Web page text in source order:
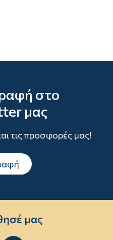
στο
μας
τις προσφορές μας!
μας